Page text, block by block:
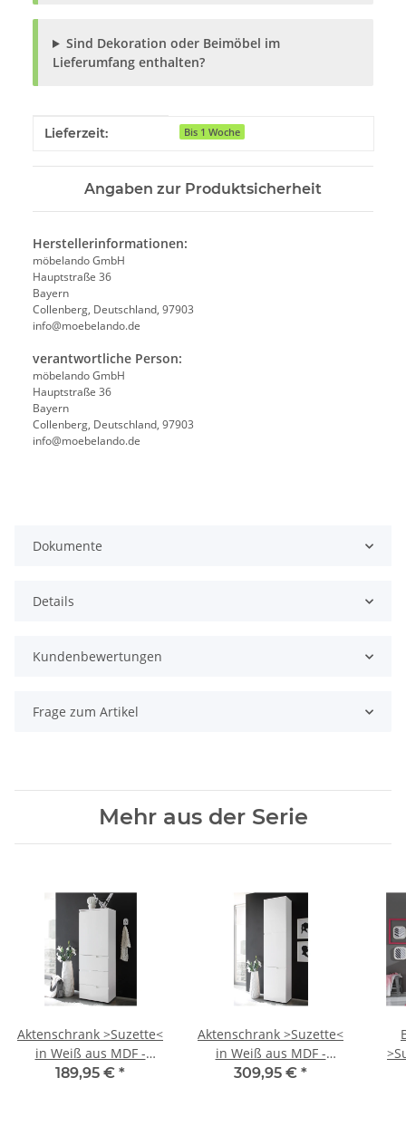
Sind Dekoration oder Beimöbel im
Lieferumfang enthalten?
Produkteigenschaft
Wert
Lieferzeit: Bis 1 Woche
Angaben zur Produktsicherheit
Herstellerinformationen:
möbelando GmbH
Hauptstraße 36
Bayern
Collenberg, Deutschland, 97903
info@moebelando.de
verantwortliche Person:
möbelando GmbH
Hauptstraße 36
Bayern
Collenberg, Deutschland, 97903
info@moebelando.de
Dokumente
Details
Kundenbewertungen
Frage zum Artikel
Mehr aus der Serie
Aktenschrank >Suzette<
in Weiß aus MDF -
50x145x35cm (BxHxT)
189,95 € *
Aktenschrank >Suzette<
in Weiß aus MDF -
50x216x35cm (BxHxT)
309,95 € *